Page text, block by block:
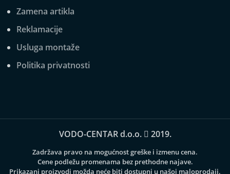
Zamena artikla
Reklamacije
Usluga montaže
Politika privatnosti
VODO-CENTAR d.o.o. 2019.
Zadržava pravo na mogućnost greške i izmenu cena.
Cene podležu promenama bez prethodne najave.
Prikazani proizvodi možda neće biti dostupni u našoj maloprodaji.